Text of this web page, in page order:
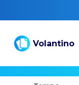
Volantino